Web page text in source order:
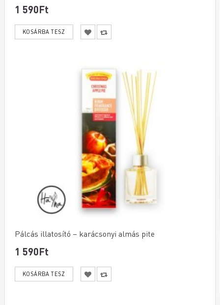
1 590Ft
Pálcás illatosító – karácsonyi almás pite
1 590Ft